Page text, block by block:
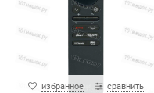
избранное сравнить